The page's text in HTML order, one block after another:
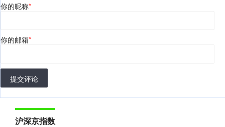
你的昵称*
你的邮箱*
提交评论
沪深京指数